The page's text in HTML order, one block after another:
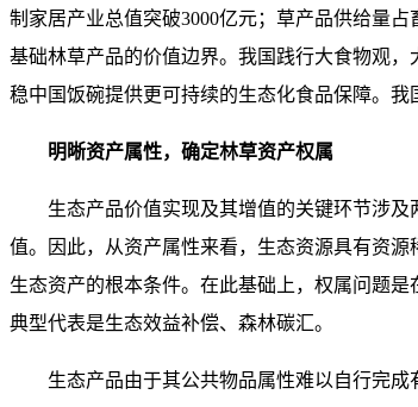
制家居产业总值突破3000亿元；草产品供给量
基础林草产品的价值边界。我国践行大食物观
稳中国饭碗提供更可持续的生态化食品保障。我
明晰资产属性，确定林草资产权属
生态产品价值实现及其增值的关键环节涉
值。因此，从资产属性来看，生态资源具有资
生态资产的根本条件。在此基础上，权属问题
典型代表是生态效益补偿、森林碳汇。
生态产品由于其公共物品属性难以自行完